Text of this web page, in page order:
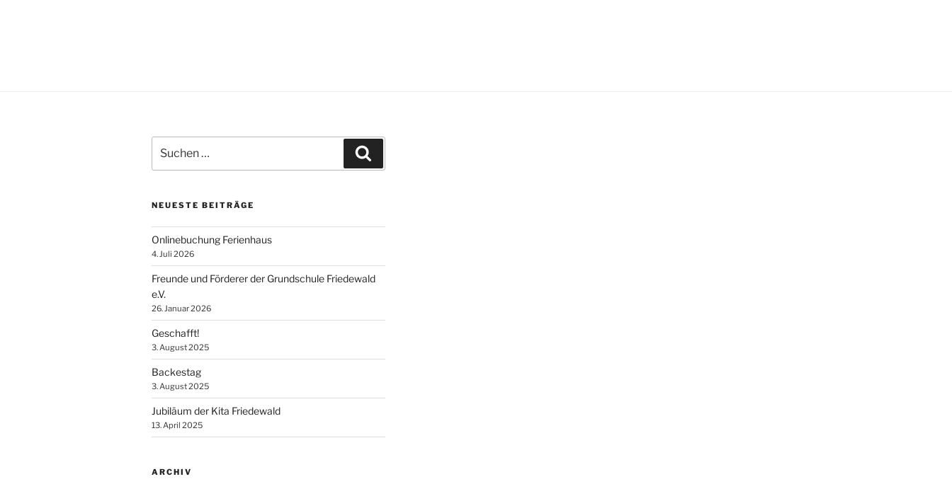
nach:
NEUESTE BEITRÄGE
Onlinebuchung Ferienhaus
4. Juli 2026
Freunde und Förderer der Grundschule Friedewald
e.V.
26. Januar 2026
Geschafft!
3. August 2025
Backestag
3. August 2025
Jubiläum der Kita Friedewald
13. April 2025
ARCHIV